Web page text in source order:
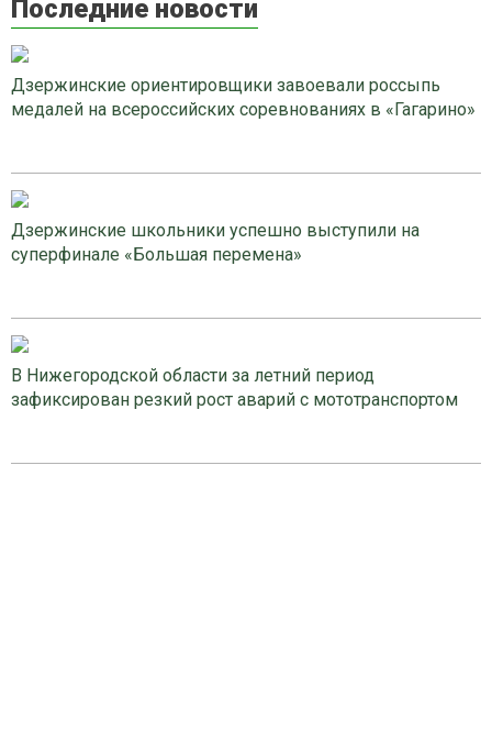
Последние новости
Дзержинские ориентировщики завоевали россыпь
медалей на всероссийских соревнованиях в «Гагарино»
Дзержинские школьники успешно выступили на
суперфинале «Большая перемена»
В Нижегородской области за летний период
зафиксирован резкий рост аварий с мототранспортом